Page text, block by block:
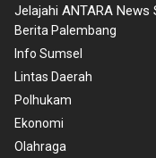
Jelajahi ANTARA News
Berita Palembang
Info Sumsel
Lintas Daerah
Polhukam
Ekonomi
Olahraga